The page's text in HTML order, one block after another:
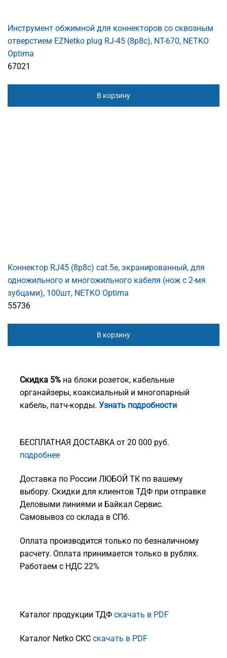
Инструмент обжимной для коннекторов со сквозным
отверстием EZNetko plug RJ-45 (8p8c), NT-670, NETKO
Optima
67021
В корзину
Коннектор RJ45 (8p8c) cat.5е, экранированный, для
одножильного и многожильного кабеля (нож с 2-мя
зубцами), 100шт, NETKO Optima
55736
В корзину
Скидка 5% на блоки розеток, кабельные
органайзеры, коаксиальный и многопарный
кабель, патч-корды. Узнать подробности
БЕСПЛАТНАЯ ДОСТАВКА от 20 000 руб.
подробнее
Доставка по России ЛЮБОЙ ТК по вашему
выбору. Скидки для клиентов ТДФ при отправке
Деловыми линиями и Байкал Сервис.
Самовывоз со склада в СПб.
Оплата производится только по безналичному
расчету. Оплата принимается только в рублях.
Работаем с НДС 22%
Каталог продукции ТДФ скачать в PDF
Каталог Netko СКС скачать в PDF